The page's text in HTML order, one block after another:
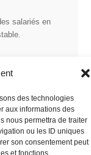
des technologies
aux informations des
nous permettra de traiter
ou les ID uniques
son consentement peut
et fonctions.
salariés en